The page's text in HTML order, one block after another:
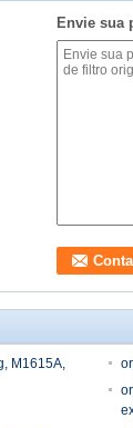
Envie sua
M1615A,